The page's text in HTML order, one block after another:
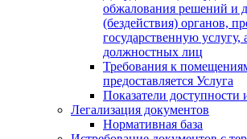
обжалования решений и
(бездействия) органов,
государственную услугу,
должностных лиц
Требования к
предоставляется Услуга
Показатели доступности
Легализация документов
Нормативная база